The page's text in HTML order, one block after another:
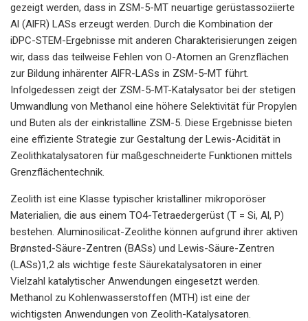
gezeigt werden, dass in ZSM-5-MT neuartige gerüstassoziierte
Al (AlFR) LASs erzeugt werden. Durch die Kombination der
iDPC-STEM-Ergebnisse mit anderen Charakterisierungen zeigen
wir, dass das teilweise Fehlen von O-Atomen an Grenzflächen
zur Bildung inhärenter AlFR-LASs in ZSM-5-MT führt.
Infolgedessen zeigt der ZSM-5-MT-Katalysator bei der stetigen
Umwandlung von Methanol eine höhere Selektivität für Propylen
und Buten als der einkristalline ZSM-5. Diese Ergebnisse bieten
eine effiziente Strategie zur Gestaltung der Lewis-Acidität in
Zeolithkatalysatoren für maßgeschneiderte Funktionen mittels
Grenzflächentechnik.
Zeolith ist eine Klasse typischer kristalliner mikroporöser
Materialien, die aus einem TO4-Tetraedergerüst (T = Si, Al, P)
bestehen. Aluminosilicat-Zeolithe können aufgrund ihrer aktiven
Brønsted-Säure-Zentren (BASs) und Lewis-Säure-Zentren
(LASs)1,2 als wichtige feste Säurekatalysatoren in einer
Vielzahl katalytischer Anwendungen eingesetzt werden.
Methanol zu Kohlenwasserstoffen (MTH) ist eine der
wichtigsten Anwendungen von Zeolith-Katalysatoren.